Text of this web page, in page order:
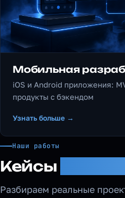
Мобильная
iOS и Android приложения:
продукты с бэкендом
Узнать больше →
Наши работы
Кейсы
Разбираем реальные